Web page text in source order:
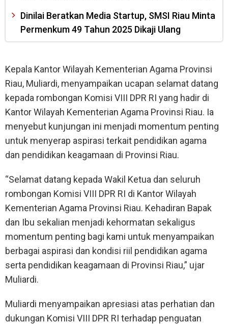
Dinilai Beratkan Media Startup, SMSI Riau Minta
Permenkum 49 Tahun 2025 Dikaji Ulang
Kepala Kantor Wilayah Kementerian Agama Provinsi
Riau, Muliardi, menyampaikan ucapan selamat datang
kepada rombongan Komisi VIII DPR RI yang hadir di
Kantor Wilayah Kementerian Agama Provinsi Riau. Ia
menyebut kunjungan ini menjadi momentum penting
untuk menyerap aspirasi terkait pendidikan agama
dan pendidikan keagamaan di Provinsi Riau.
“Selamat datang kepada Wakil Ketua dan seluruh
rombongan Komisi VIII DPR RI di Kantor Wilayah
Kementerian Agama Provinsi Riau. Kehadiran Bapak
dan Ibu sekalian menjadi kehormatan sekaligus
momentum penting bagi kami untuk menyampaikan
berbagai aspirasi dan kondisi riil pendidikan agama
serta pendidikan keagamaan di Provinsi Riau,” ujar
Muliardi.
Muliardi menyampaikan apresiasi atas perhatian dan
dukungan Komisi VIII DPR RI terhadap penguatan